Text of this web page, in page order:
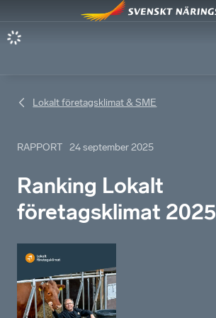
Lokalt företagsklimat & SME
RAPPORT 24 september 2025
Ranking Lokalt
företagsklimat 2025